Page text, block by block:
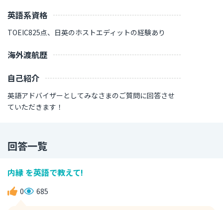
英語系資格
TOEIC825点、日英のホストエディットの経験あり
海外渡航歴
自己紹介
英語アドバイザーとしてみなさまのご質問に回答させ
ていただきます！
回答一覧
内縁 を英語で教えて!
0 685